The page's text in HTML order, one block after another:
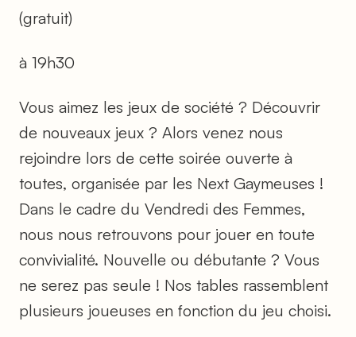
(gratuit)
à 19h30
Vous aimez les jeux de société ? Découvrir
de nouveaux jeux ? Alors venez nous
rejoindre lors de cette soirée ouverte à
toutes, organisée par les Next Gaymeuses !
Dans le cadre du Vendredi des Femmes,
nous nous retrouvons pour jouer en toute
convivialité. Nouvelle ou débutante ? Vous
ne serez pas seule ! Nos tables rassemblent
plusieurs joueuses en fonction du jeu choisi.